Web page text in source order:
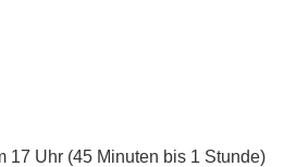
17 Uhr (45 Minuten bis 1 Stunde)